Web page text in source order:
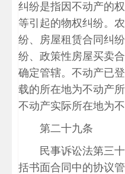
纠纷是指因不动产的
等引起的物权纠纷。
纷、房屋租赁合同纠
纷、政策性房屋买卖
确定管辖。不动产已
载的所在地为不动产
不动产实际所在地为不
第二十九条
民事诉讼法第三
括书面合同中的协议